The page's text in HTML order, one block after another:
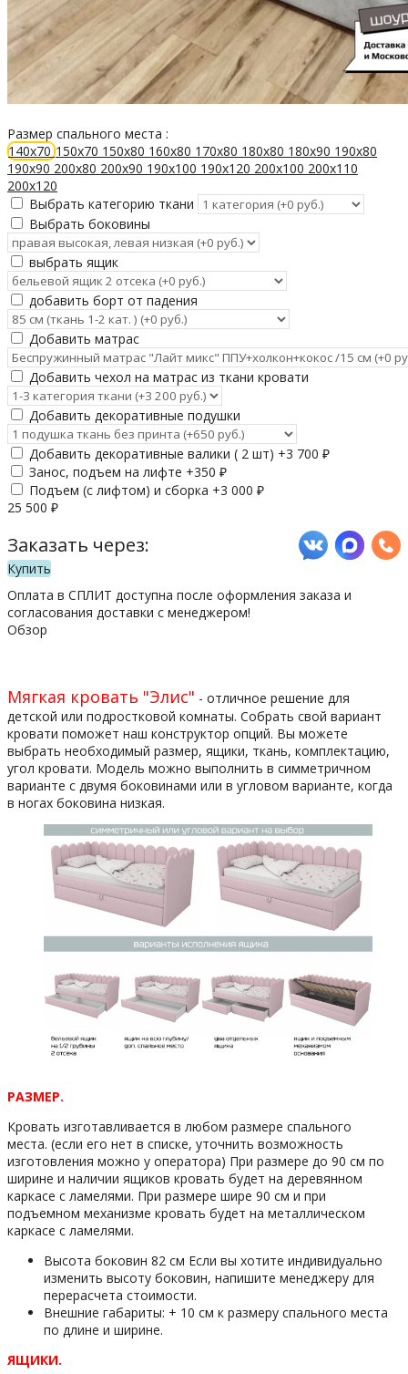
Размер спального места :
140х70150х70 150х80 160х80 170х80 180х80 180х90 190х80
190х90 200х80 200х90 190х100 190х120 200х100 200х110
200х120
Выбрать категорию ткани
Выбрать боковины
выбрать ящик
добавить борт от падения
Добавить матрас
Добавить чехол на матрас из ткани кровати
Добавить декоративные подушки
Добавить декоративные валики ( 2 шт) +3 700 ₽
Занос, подъем на лифте +350 ₽
Подъем (с лифтом) и сборка +3 000 ₽
25 500 ₽
Заказать через:
Купить
Оплата в СПЛИТ доступна после оформления заказа и
согласования доставки с менеджером!
Обзор
Мягкая кровать "Элис" - отличное решение для
детской или подростковой комнаты. Собрать свой вариант
кровати поможет наш конструктор опций. Вы можете
выбрать необходимый размер, ящики, ткань, комплектацию,
угол кровати. Модель можно выполнить в симметричном
варианте с двумя боковинами или в угловом варианте, когда
в ногах боковина низкая.
РАЗМЕР.
Кровать изготавливается в любом размере спального
места. (если его нет в списке, уточнить возможность
изготовления можно у оператора) При размере до 90 см по
ширине и наличии ящиков кровать будет на деревянном
каркасе с ламелями. При размере шире 90 см и при
подъемном механизме кровать будет на металлическом
каркасе с ламелями.
Высота боковин 82 см Если вы хотите индивидуально
изменить высоту боковин, напишите менеджеру для
перерасчета стоимости.
Внешние габариты: + 10 см к размеру спального места
по длине и ширине.
ЯЩИКИ.